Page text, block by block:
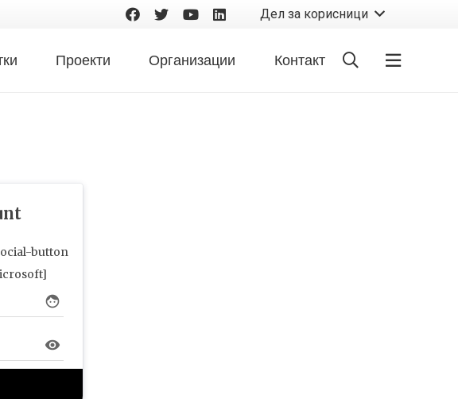
Дел за корисници
Проекти Организации Контакт
button
face
visibility